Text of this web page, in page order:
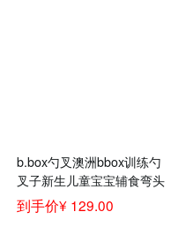
b.box勺叉澳洲bbox训练勺
叉子新生儿童宝宝辅食弯头
汤饭叉勺餐具套装 红色吸
管碗+勺叉套装 官方认证
到手价¥ 129.00